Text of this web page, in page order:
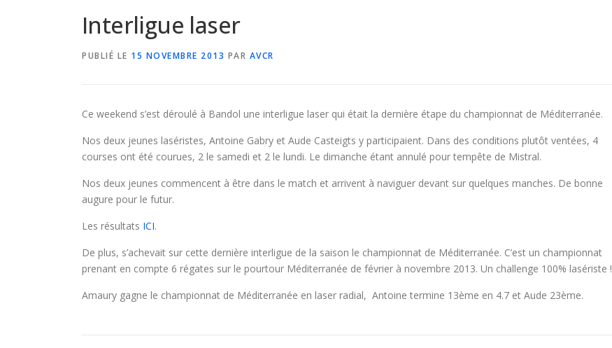
Interligue laser
PUBLIÉ LE 15 NOVEMBRE 2013 PAR AVCR
Ce weekend s’est déroulé à Bandol une interligue laser qui était la dernière étape du championnat de Méditerranée.
Nos deux jeunes laséristes, Antoine Gabry et Aude Casteigts y participaient. Dans des conditions plutôt ventées, 4
courses ont été courues, 2 le samedi et 2 le lundi. Le dimanche étant annulé pour tempête de Mistral.
Nos deux jeunes commencent à être dans le match et arrivent à naviguer devant sur quelques manches. De bonne
augure pour le futur.
Les résultats ICI.
De plus, s’achevait sur cette dernière interligue de la saison le championnat de Méditerranée. C’est un championnat
prenant en compte 6 régates sur le pourtour Méditerranée de février à novembre 2013. Un challenge 100% lasériste !
Amaury gagne le championnat de Méditerranée en laser radial, Antoine termine 13ème en 4.7 et Aude 23ème.